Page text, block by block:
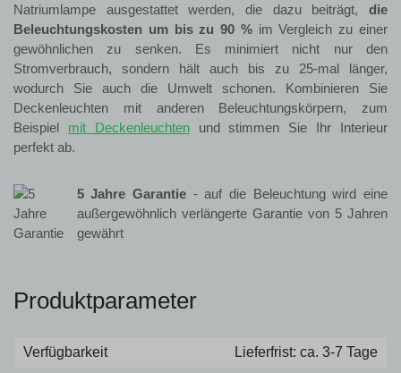
Natriumlampe ausgestattet werden, die dazu beiträgt, die
Beleuchtungskosten um bis zu 90 %im Vergleich zu einer
gewöhnlichen zu senken. Es minimiert nicht nur den
Stromverbrauch, sondern hält auch bis zu 25-mal länger,
wodurch Sie auch die Umwelt schonen. Kombinieren Sie
Deckenleuchten mit anderen Beleuchtungskörpern, zum
Beispiel mit Deckenleuchtenund stimmen Sie Ihr Interieur
perfekt ab.
5 Jahre Garantie - auf die Beleuchtung wird eine
außergewöhnlich verlängerte Garantie von 5 Jahren
gewährt
Produktparameter
Verfügbarkeit
Lieferfrist: ca. 3-7 Tage